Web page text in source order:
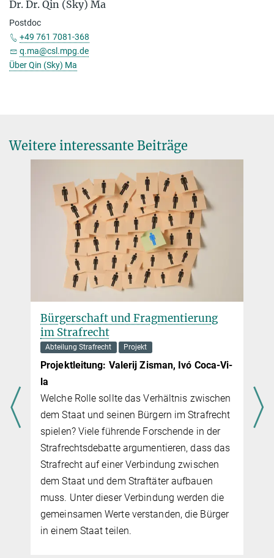
Dr. Dr. Qin (Sky) Ma
Postdoc
+49 761 7081-368
q.ma@csl.mpg.de
Über Qin (Sky) Ma
Weitere interessante Beiträge
Bürgerschaft und Fragmentierung
im Strafrecht
Abteilung Strafrecht Projekt
Projektleitung: Valerij Zisman, Ivó Co­ca-Vi­
la
Welche Rolle sollte das Verhältnis zwischen
dem Staat und seinen Bürgern im Strafrecht
spielen? Viele führende Forschende in der
Strafrechtsdebatte ar­gu­men­tieren, dass das
Strafrecht auf einer Verbindung zwischen
dem Staat und dem Straftäter aufbauen
muss. Unter dieser Verbindung werden die
gemeinsamen Werte verstanden, die Bürger
in einem Staat teilen.